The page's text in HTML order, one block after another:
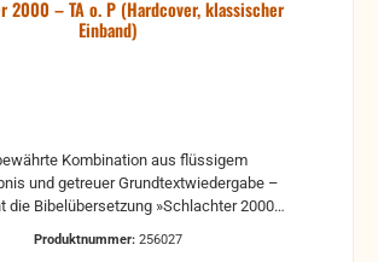
2000 – TA o. P (Hardcover, klassischer
Einband)
Kombination aus flüssigem
und getreuer Grundtextwiedergabe –
die Bibelübersetzung »Schlachter 2000«.
Produktnummer: 256027